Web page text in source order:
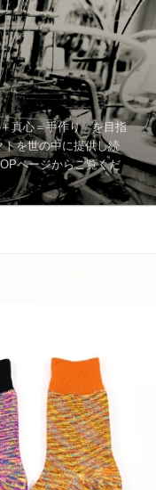
真心＝手作り」を目指
トを世の中に提供し続
ページからご覧くだ